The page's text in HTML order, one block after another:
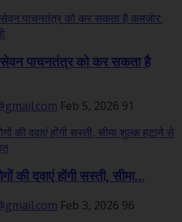
पाचनतंत्र को कर सकता है
Feb 5, 2026 91
की दवाएं होंगी सस्ती, सीमा...
Feb 3, 2026 96